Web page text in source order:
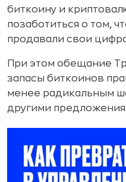
биткоину и
позаботиться о том,
продавали свои
При этом обещание
запасы биткоинов
менее радикальным
другими